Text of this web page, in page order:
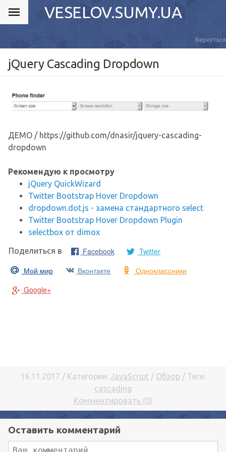
VESELOV.SUMY.UA
Вернуться
jQuery Cascading Dropdown
ДЕМО / https://github.com/dnasir/jquery-cascading-
dropdown
Рекомендую к просмотру
jQuery QuickWizard
Twitter Bootstrap Hover Dropdown
dropdown.dot.js - замена стандартного select
Twitter Bootstrap Hover Dropdown Plugin
selectbox от dimox
Поделиться в Facebook
Twitter
Мой мир
Вконтакте
Одноклассники
Google+
16.11.2017 / Категории: JavaScript / Обзор / Теги:
cascading
Комментировать (0)
Оставить комментарий